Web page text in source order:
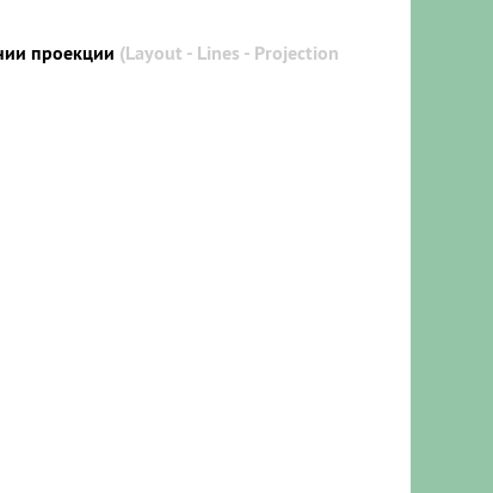
проекции (Layout - Lines - Projection